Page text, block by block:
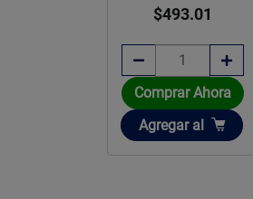
$579.19
Comprar Ahora
Añadir
Agregar al